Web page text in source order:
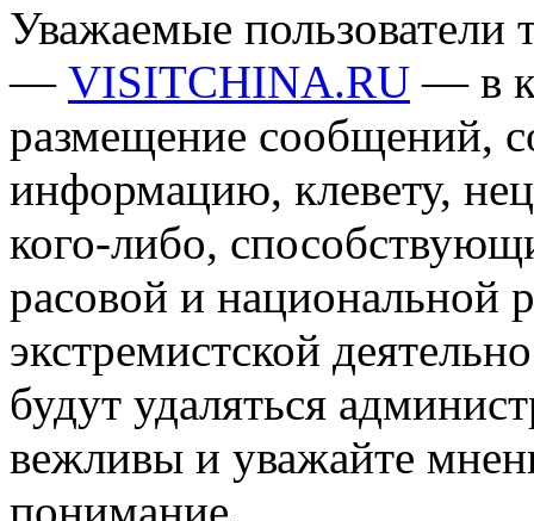
Уважаемые пользователи
— VISITCHINA.RU — в
размещение сообщений,
информацию, клевету,
кого-либо,
расовой и национальной
экстремистской
будут удаляться
вежливы и уважайте
понимание.